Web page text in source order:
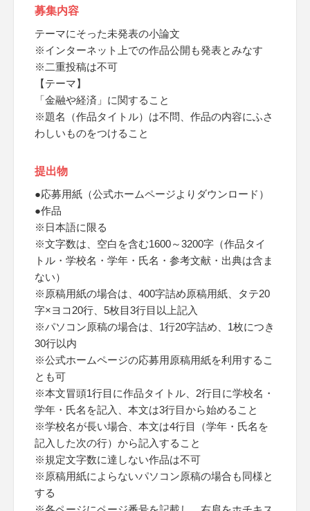
募集内容
テーマにそった未発表の小論文
※インターネット上での作品公開も発表とみなす
※二重投稿は不可
【テーマ】
「金融や経済」に関すること
※題名（作品タイトル）は不問、作品の内容にふさ
わしいものをつけること
提出物
●応募用紙（公式ホームページよりダウンロード）
●作品
※日本語に限る
※文字数は、空白を含む1600～3200字（作品タイ
トル・学校名・学年・氏名・参考文献・出典は含ま
ない）
※原稿用紙の場合は、400字詰め原稿用紙、タテ20
字×ヨコ20行、5枚目3行目以上記入
※パソコン原稿の場合は、1行20字詰め、1枚につき
30行以内
※公式ホームページの応募用原稿用紙を利用するこ
とも可
※本文冒頭1行目に作品タイトル、2行目に学校名・
学年・氏名を記入、本文は3行目から始めること
※学校名が長い場合、本文は4行目（学年・氏名を
記入した次の行）から記入すること
※規定文字数に達しない作品は不可
※原稿用紙によらないパソコン原稿の場合も同様と
する